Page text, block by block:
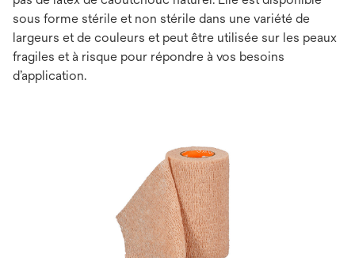
sous forme stérile et non stérile dans une variété de
largeurs et de couleurs et peut être utilisée sur les peaux
fragiles et à risque pour répondre à vos besoins
d’application.